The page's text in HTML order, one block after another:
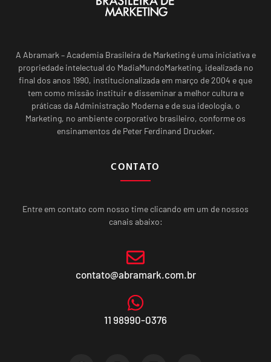
A Abramark – Academia Brasileira de Marketing é uma iniciativa e
propriedade intelectual do MadiaMundoMarketing, idealizada no
final dos anos 1990, institucionalizada em março de 2004 e que
tem como missão instituir e disseminar a melhor cultura e
práticas da Administração Moderna e de sua ideologia, o
Marketing, no ambiente corporativo brasileiro, conforme os
ensinamentos de Peter Ferdinand Drucker.
CONTATO
Entre em contato com nosso time clicando em um de nossos
canais abaixo:
contato@abramark.com.br
11 98990-0376